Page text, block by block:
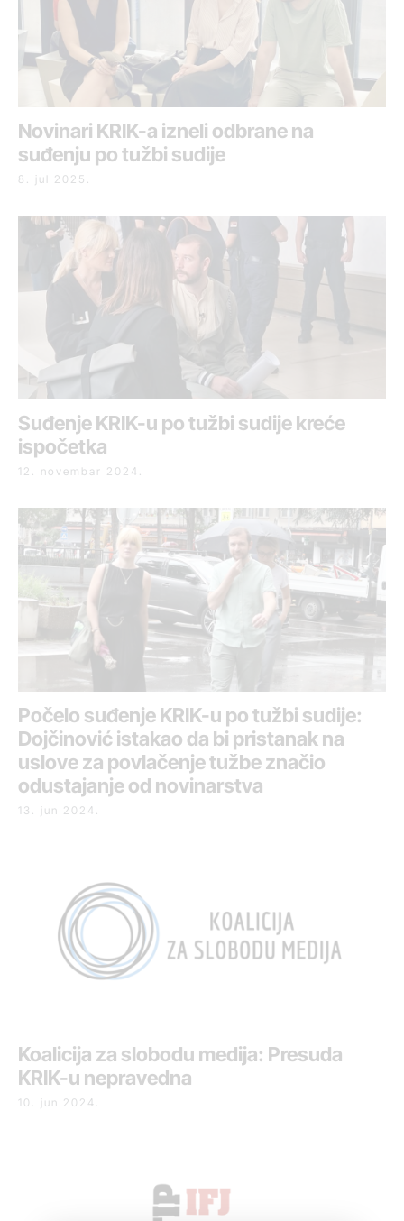
Novinari KRIK-a izneli odbrane na
suđenju po tužbi sudije
8. jul 2025.
Suđenje KRIK-u po tužbi sudije kreće
ispočetka
12. novembar 2024.
Počelo suđenje KRIK-u po tužbi sudije:
Dojčinović istakao da bi pristanak na
uslove za povlačenje tužbe značio
odustajanje od novinarstva
13. jun 2024.
Koalicija za slobodu medija: Presuda
KRIK-u nepravedna
10. jun 2024.